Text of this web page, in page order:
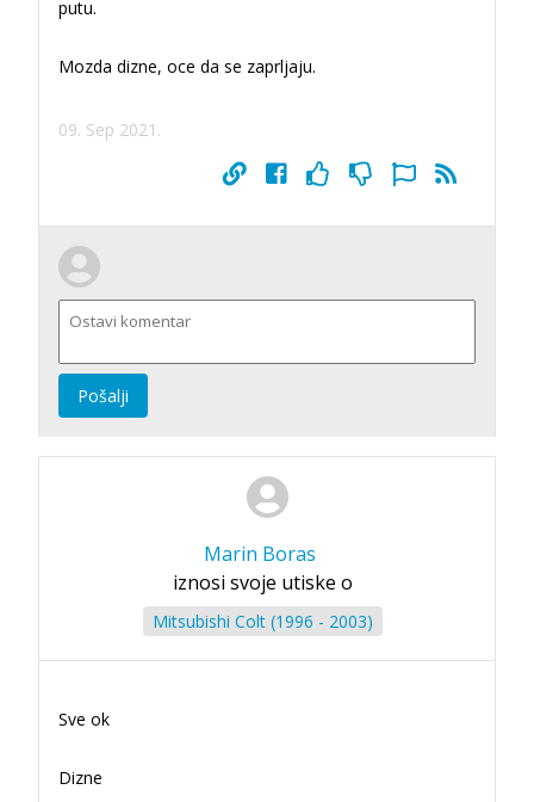
putu.
Mozda dizne, oce da se zaprljaju.
09. Sep 2021.
Pošalji
Marin Boras
iznosi svoje utiske o
Mitsubishi Colt (1996 - 2003)
Sve ok
Dizne